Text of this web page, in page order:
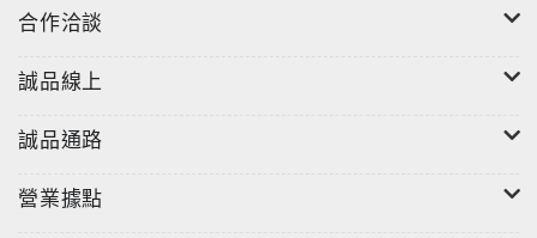
合作洽談
誠品線上
誠品通路
營業據點